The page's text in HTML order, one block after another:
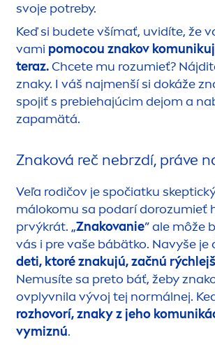
svoje potreby.
Keď si budete všímať, uvidíte, že
vami pomocou znakov
teraz. Chcete mu rozumieť?
znaky. I váš najmenší si dokáže
spojiť s prebiehajúcim dejom a
zapamätá.
Znaková reč nebrzdí, práve
Veľa rodičov je spočiatku
málokomu sa podarí dorozumieť
prvýkrát. „Znakovanie” ale môže
vás i pre vaše bábätko. Navyše je
deti, ktoré znakujú, začnú
Nemusíte sa preto báť, žeby
ovplyvnila vývoj tej normálnej.
rozhovorí, znaky z jeho
vymiznú.